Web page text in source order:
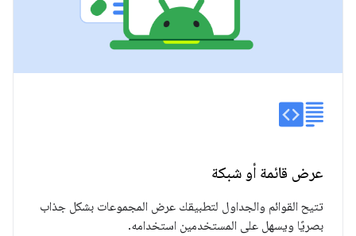
عرض قائمة أو شبكة
تتيح القوائم والجداول لتطبيقك عرض المجموعات بشكل جذاب
بصريًا ويسهل على المستخدمين استخدامه.